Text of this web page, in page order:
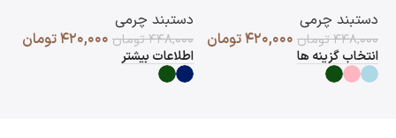
دستبند چرمی
۴۴۸,۰۰۰تومان ۴۲۰,۰۰۰تومان
انتخاب گزینه ها
دستبند چرمی
۴۴۸,۰۰۰تومان ۴۲۰,۰۰۰تومان
اطلاعات بیشتر